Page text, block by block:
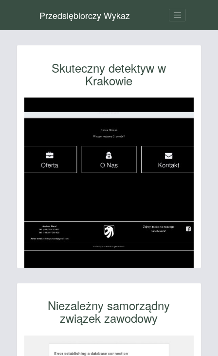
Przedsiębiorczy Wykaz
Skuteczny detektyw w
Krakowie
Niezależny samorządny
związek zawodowy